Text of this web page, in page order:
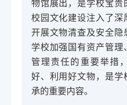
物馆展出，是学校宝贵
校园文化建设注入了深
开展文物清查及安全隐
学校加强国有资产管理
管理责任的重要举措
好、利用好文物，是学
承的重要内容。